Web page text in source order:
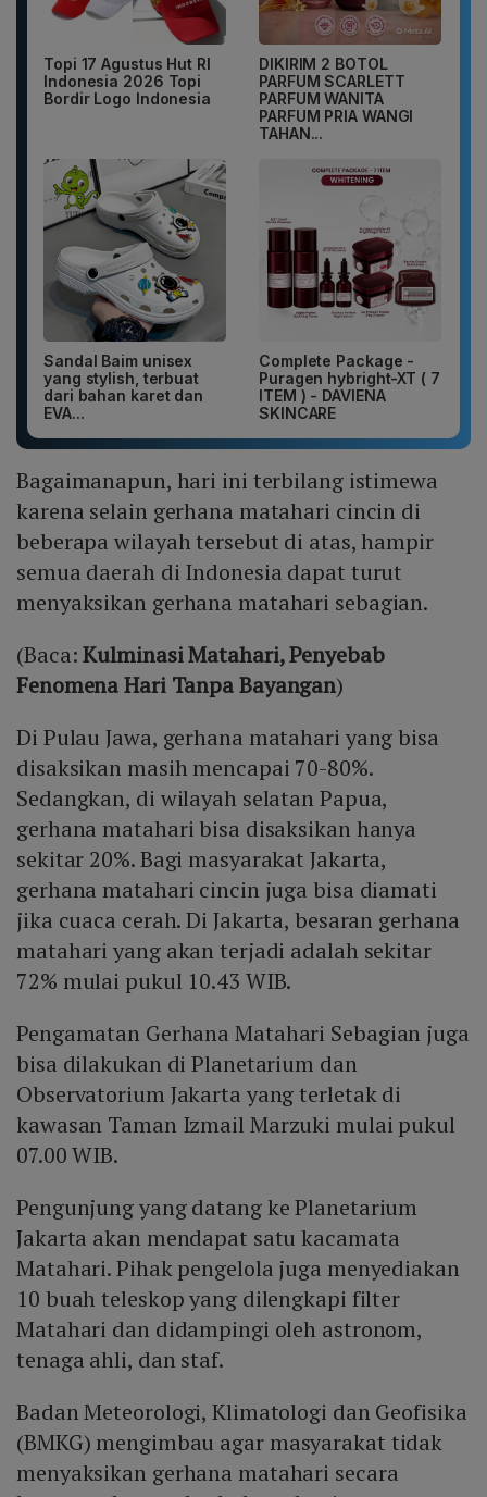
Topi 17 Agustus Hut RI
Indonesia 2026 Topi
Bordir Logo Indonesia
DIKIRIM 2 BOTOL
PARFUM SCARLETT
PARFUM WANITA
PARFUM PRIA WANGI
TAHAN...
Sandal Baim unisex
yang stylish, terbuat
dari bahan karet dan
EVA...
Complete Package -
Puragen hybright-XT ( 7
ITEM ) - DAVIENA
SKINCARE
Bagaimanapun, hari ini terbilang istimewa
karena selain gerhana matahari cincin di
beberapa wilayah tersebut di atas, hampir
semua daerah di Indonesia dapat turut
menyaksikan gerhana matahari sebagian.
(Baca:Kulminasi Matahari, Penyebab
Fenomena Hari Tanpa Bayangan)
Di Pulau Jawa, gerhana matahari yang bisa
disaksikan masih mencapai 70-80%.
Sedangkan, di wilayah selatan Papua,
gerhana matahari bisa disaksikan hanya
sekitar 20%. Bagi masyarakat Jakarta,
gerhana matahari cincin juga bisa diamati
jika cuaca cerah. Di Jakarta, besaran gerhana
matahari yang akan terjadi adalah sekitar
72% mulai pukul 10.43 WIB.
Pengamatan Gerhana Matahari Sebagian juga
bisa dilakukan di Planetarium dan
Observatorium Jakarta yang terletak di
kawasan Taman Izmail Marzuki mulai pukul
07.00 WIB.
Pengunjung yang datang ke Planetarium
Jakarta akan mendapat satu kacamata
Matahari. Pihak pengelola juga menyediakan
10 buah teleskop yang dilengkapi filter
Matahari dan didampingi oleh astronom,
tenaga ahli, dan staf.
Badan Meteorologi, Klimatologi dan Geofisika
(BMKG) mengimbau agar masyarakat tidak
menyaksikan gerhana matahari secara